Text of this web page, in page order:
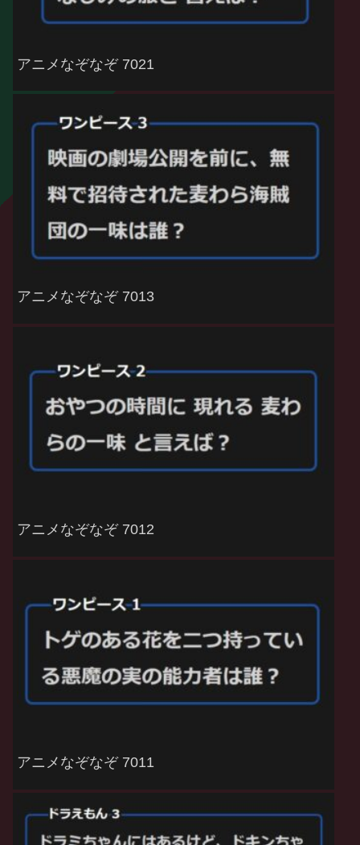
アニメなぞなぞ 7021
アニメなぞなぞ 7013
アニメなぞなぞ 7012
アニメなぞなぞ 7011